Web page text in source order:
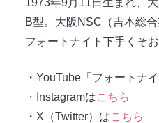
1973年9月11日生まれ、
B型。大阪NSC（吉本総
フォートナイト下手くそ
・YouTube「フォートナ
・Instagramはこちら
・X（Twitter）はこちら